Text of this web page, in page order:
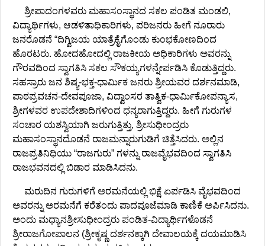
ಶ್ರೀಪಾದಂಗಳವರು ಮಹಾಸಂಸ್ಥಾನದ ಸಕಲ ಪಂಡಿತ ಮಂಡಲಿ,
ವಿದ್ಯಾರ್ಥಿಗಳು, ಆಡಳಿತಾಧಿಕಾರಿಗಳು, ಪರಿಜನರು ಹೀಗೆ ನೂರಾರು
ಜನರೊಡನೆ “ದಿಗ್ವಿಜಯ ಯಾತ್ರೆಕೈಗೊಂಡು ಕುಂಭಕೋಣದಿಂದ
ಹೊರಟರು. ಹೋದಹೋದಲ್ಲಿ ರಾಜಕೀಯ ಅಧಿಕಾರಿಗಳು ಅವರನ್ನು
ಗೌರವದಿಂದ ಸ್ವಾಗತಿಸಿ ಸಕಲ ಸೌಕಯ್ಯಗಳನ್ನೇರ್ಪಡಿಸಿ ಕೊಡುತ್ತಿದ್ದರು.
ಸಹಸ್ರಾರು ಜನ ಶಿಷ್ಯ-ಭಕ್ತ-ಧಾರ್ಮಿಕ ಜನರು ಶ್ರೀಯವರ ದರ್ಶನಮಾಡಿ,
ಪಾಠಪ್ರವಚನ-ದೇವಪೂಜಾ, ವಿದ್ವಾಂಸರ ತಾತ್ವಿಕ-ಧಾರ್ಮಿಕೋಪನ್ಯಾಸ,
ಶ್ರೀಗಳವರ ಉಪದೇಶಾದಿಗಳಿಂದ ಧನ್ಯರಾಗುತ್ತಿದ್ದರು. ಹೀಗೆ ಗುರುಗಳ
ಸಂಚಾರ ಯಶಸ್ವಿಯಾಗಿ ಜರುಗುತ್ತಿತ್ತು, ಶ್ರೀಸುಧೀಂದ್ರರು
ಮಹಾಸಂಸ್ಥಾನದೊಡನೆ ರಾಜಮನ್ನಾರುಗುಡಿಗೆ ಚಿತ್ತೆಸಿದರು. ಅಲ್ಲಿನ
ರಾಜಪ್ರತಿನಿಧಿಯು “ರಾಜಗುರು” ಗಳನ್ನು ರಾಜವೈಭವದಿಂದ ಸ್ವಾಗತಿಸಿ
ರಾಜಭವನದಲ್ಲಿ ಬಿಡಾರ ಮಾಡಿಸಿದನು.
ಮರುದಿನ ಗುರುಗಳಿಗೆ ಅರಮನೆಯಲ್ಲಿ ಭಿಕ್ಷೆ ಏರ್ಪಡಿಸಿ ವೈಭವದಿಂದ
ಅವರನ್ನು ಅರಮನೆಗೆ ಕರೆತಂದು ಪಾದಪೂಜೆಮಾಡಿ ಕಾಣಿಕೆ ಅರ್ಪಿಸಿದನು.
ಅಂದು ಮಧ್ಯಾನಶ್ರೀಸುಧೀಂದ್ರರು ಪಂಡಿತ-ವಿದ್ಯಾರ್ಥಿಗಳೊಡನೆ
ಶ್ರೀರಾಜಗೋಪಾಲನ (ಶ್ರೀಕೃಷ್ಣ ದರ್ಶನಕ್ಕಾಗಿ ದೇವಾಲಯಕ್ಕೆ ದಯಮಾಡಿಸಿ